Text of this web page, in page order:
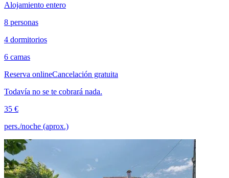
Alojamiento entero
8 personas
4 dormitorios
6 camas
Reserva onlineCancelación gratuita
Todavía no se te cobrará nada.
35 €
pers./noche (aprox.)